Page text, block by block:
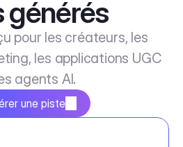
générés
pour les créateurs, les
les applications UGC
agents AI.
une piste